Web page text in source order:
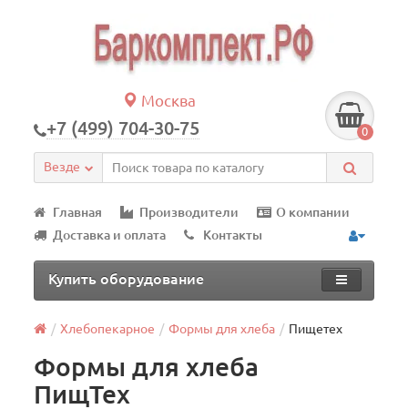
Москва
+7 (499) 704-30-75 0
Везде
Главная Производители
О компании
Доставка и оплата
Контакты
Купить оборудование
Хлебопекарное Формы для хлеба Пищетех
Формы для хлеба
ПищТех